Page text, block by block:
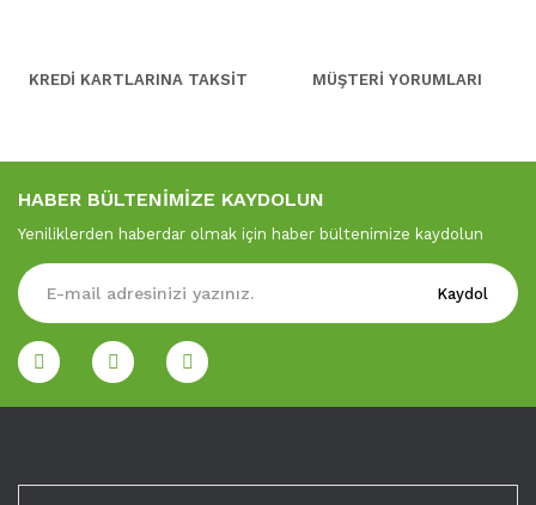
KREDİ KARTLARINA TAKSİT MÜŞTERİ YORUMLARI
HABER BÜLTENİMİZE KAYDOLUN
Yeniliklerden haberdar olmak için haber bültenimize kaydolun
Kaydol